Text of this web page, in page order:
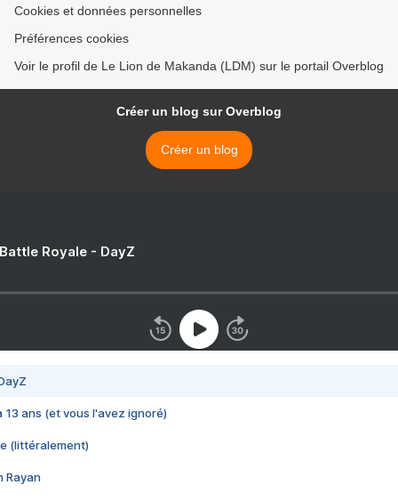
Cookies et données personnelles
Préférences cookies
Voir le profil de Le Lion de Makanda (LDM) sur le portail Overblog
Créer un blog sur Overblog
Créer un blog
Royale - DayZ
13 ans (et vous l'avez ignoré)
(littéralement)
Rayan